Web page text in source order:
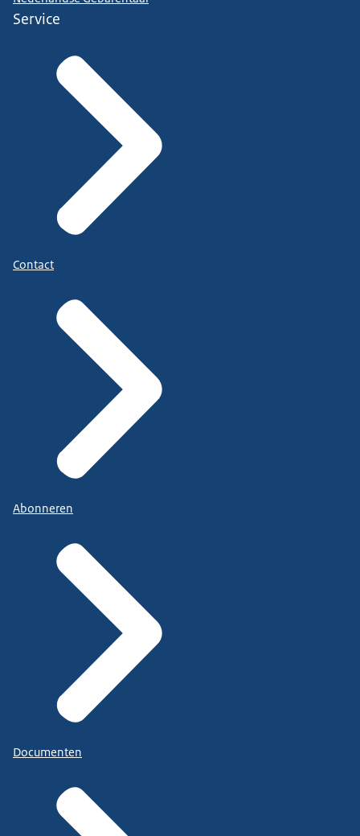
krijg-je-een-waarschuwing/jouw-veiligheidsregio
informatie vindt u op:
https://www.rijksoverheid.nl/gebarentaal
Service
Contact
Abonneren
Documenten